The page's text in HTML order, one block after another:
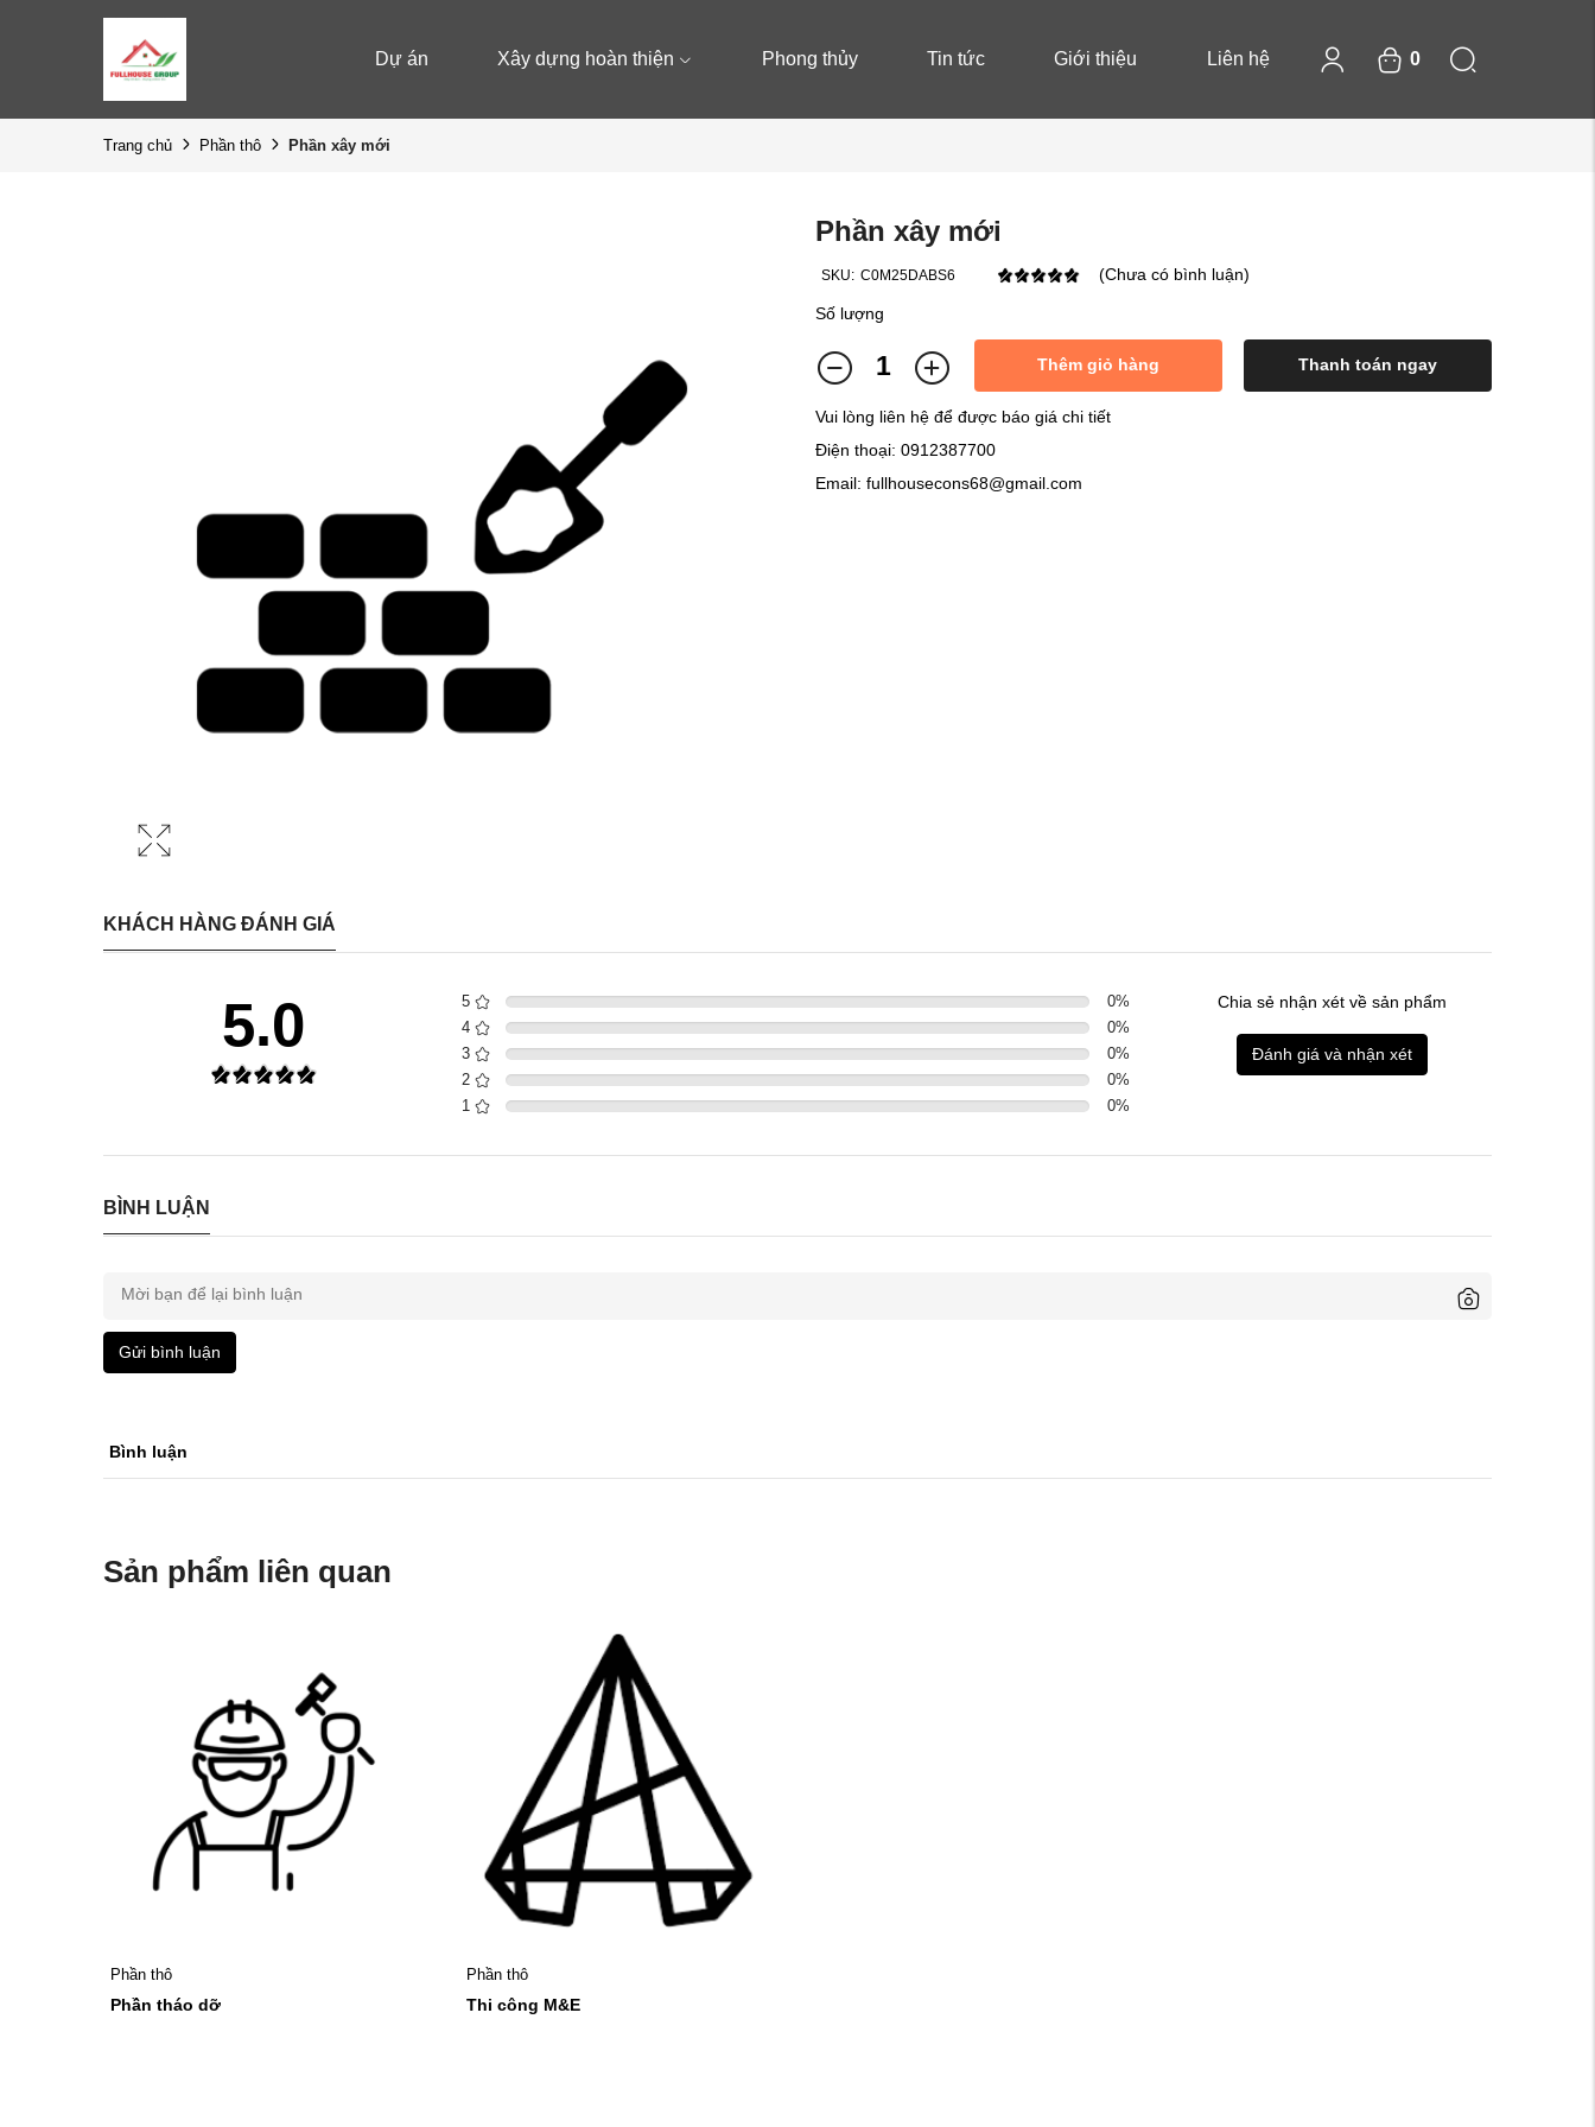
0
Dự án Xây dựng hoàn thiện Phong thủy Tin tức Giới thiệu Liên hệ
Trang chủ Phần thô Phần xây mới
Phần xây mới
SKU: C0M25DABS6 (Chưa có bình luận)
Số lượng
Thêm giỏ hàng Thanh toán ngay
Vui lòng liên hệ để được báo giá chi tiết
Điện thoại: 0912387700
Email: fullhousecons68@gmail.com
KHÁCH HÀNG ĐÁNH GIÁ
5.0 5 0%
4
0%
3
0%
2
0%
1
0%
Chia sẻ nhận xét về sản phẩm
Đánh giá và nhận xét
BÌNH LUẬN
Gửi bình luận
Bình luận
Sản phẩm liên quan
Phần thô
Phần tháo dỡ
Phần thô
Thi công M&E